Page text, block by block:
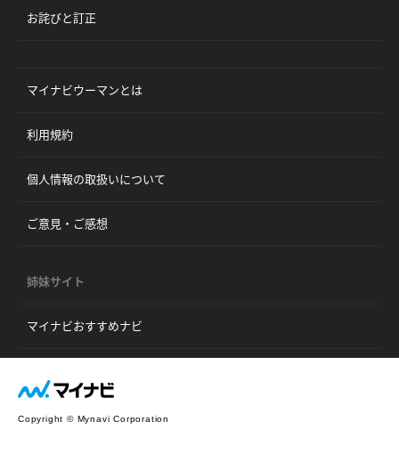
お詫びと訂正
マイナビウーマンとは
利用規約
個人情報の取扱いについて
ご意見・ご感想
姉妹サイト
マイナビおすすめナビ
Copyright © Mynavi Corporation